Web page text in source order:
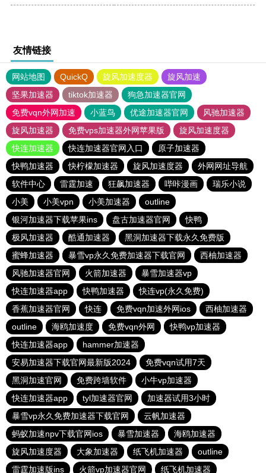
友情链接
网站地图 QuickQ 旋风加速度器
旋风加速
坚果加速器
tiktok加速器
狗急加速器官网
免费vqn外网加速
小蓝鸟 优途加速器官网
风驰加速器
旋风加速器
免费vps加速器外网苹果版
旋风加速度器
快连加速器
快连加速器官网入口
原子加速器
快鸭加速器
快柠檬加速器 旋风加速度器
外网网址导航
软件中心
雷霆加速 狂飙加速器 哔咔漫画
瑞乐小说
小美
小美vpn 小美加速器
outline
银河加速器下载苹果ins
盘古加速器官网
快鸭
极风加速器
酷通加速器
黑洞加速器下载永久免费版
蜜蜂加速器
暴雪vp永久免费加速器下载官网
西柚加速器
风驰加速器官网
火箭加速器
暴雪加速器vp
快连加速器app
快鸭加速器
快连vp(永久免费)
香蕉加速器官网
快连 免费vqn加速外网ios
西柚加速器
outline
海鸥加速度 免费vqn外网
快鸭vp加速器
快连加速器app
hammer加速器
安易加速器下载官网最新版2024
免费vqn试用7天
黑洞加速官网
免费跨墙软件
小牛vp加速器
快连加速器app
tyl加速器官网
加速器试用3小时
暴雪vp永久免费加速器下载官网
云帆加速器
蚂蚁加速npv下载官网ios
暴雪加速器
海鸥加速器
旋风加速度器
大象加速器 纸飞机加速器
outline
雷霆加速版ins
火箭vp加速器官网 纸飞机加速器